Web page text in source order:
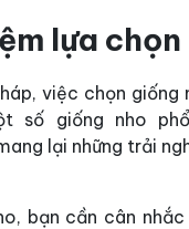
lựa
việc chọn
số giống nho
lại những trải
bạn cần cân